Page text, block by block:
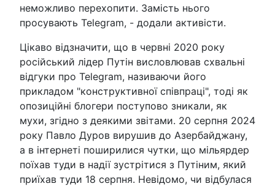
неможливо перехопити. Замість нього
просувають Telegram, - додали активісти.
Цікаво відзначити, що в червні 2020 року
російський лідер Путін висловлював схвальні
відгуки про Telegram, називаючи його
прикладом "конструктивної співпраці", тоді як
опозиційні блогери поступово зникали, як
мухи, згідно з деякими звітами. 20 серпня 2024
року Павло Дуров вирушив до Азербайджану,
а в інтернеті поширилися чутки, що мільярдер
поїхав туди в надії зустрітися з Путіним, який
приїхав туди 18 серпня. Невідомо, чи відбулася